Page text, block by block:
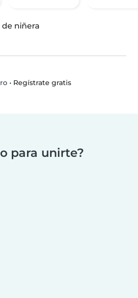
de niñera
• Regístrate gratis
para unirte?